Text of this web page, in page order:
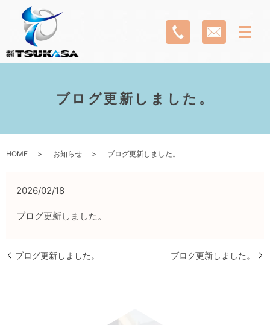
ブログ更新しました。
HOME お知らせ ブログ更新しました。
2026/02/18
ブログ更新しました。
ブログ更新しました。 ブログ更新しました。